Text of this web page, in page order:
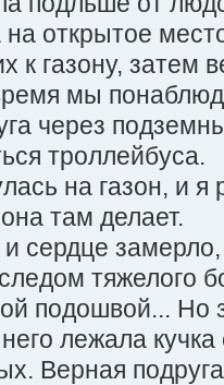
открытое
к газону, затем
мы
через
троллейбуса.
на газон, и
там делает.
сердце замерло,
тяжелого
подошвой... Но
лежала
Верная